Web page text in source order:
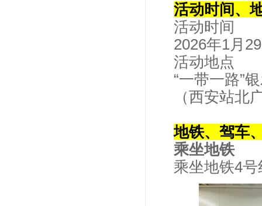
活动时间、
活动时间
2026年1月
活动地点
“一带一路”
（西安站北
地铁、驾车
乘坐地铁
乘坐地铁4